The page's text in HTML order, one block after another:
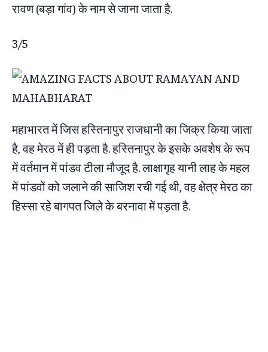
रावण (बड़ा गांव) के नाम से जाना जाता है.
3/5
महाभारत में जिस हस्तिनापुर राजधानी का जिक्र किया जाता
है, वह मेरठ में ही पड़ता है. हस्तिनापुर के इसके अवशेष के रूप
में वर्तमान में पांडव टीला मौजूद है. लाक्षागृह यानी लाह के महल
में पांडवों को जलाने की साजिश रची गई थी, वह क्षेत्र मेरठ का
हिस्सा रहे बागपत जिले के बरनावा में पड़ता है.